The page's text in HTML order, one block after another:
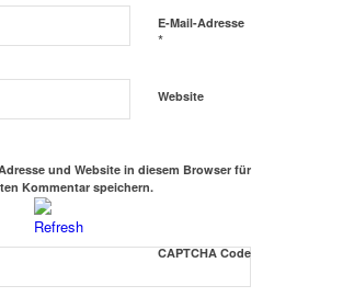
E-Mail-Adresse
*
Website
und Website in diesem Browser für
Kommentar speichern.
CAPTCHA Code